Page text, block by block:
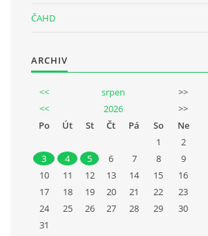
ČAHD
ARCHIV
<< srpen
>>
<<
2026
>>
Po
Út St Čt Pá So
Ne
1
2
3
4 5 6 7 8
9
10
11 12 13 14 15
16
17
18 19 20 21 22
23
24
25 26 27 28 29
30
31